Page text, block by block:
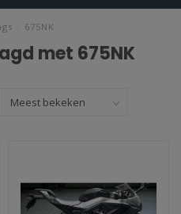
675NK
met 675NK